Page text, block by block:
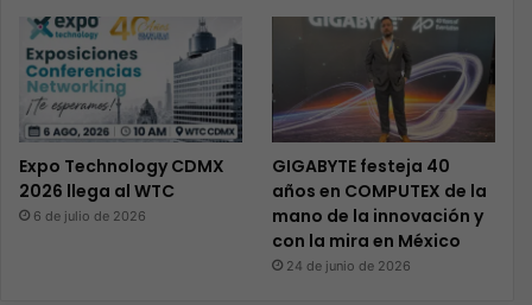
Expo Technology CDMX
2026 llega al WTC
6 de julio de 2026
GIGABYTE festeja 40
años en COMPUTEX de la
mano de la innovación y
con la mira en México
24 de junio de 2026